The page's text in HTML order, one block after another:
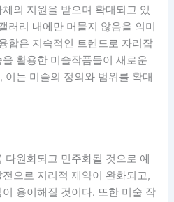
의 지원을 받으며 확대되고 있
러리 내에만 머물지 않음을 의미
합은 지속적인 트렌드로 자리잡
활용한 미술작품들이 새로운
이는 미술의 정의와 범위를 확대
다원화되고 민주화될 것으로 예
으로 지리적 제약이 완화되고,
용이해질 것이다. 또한 미술 작